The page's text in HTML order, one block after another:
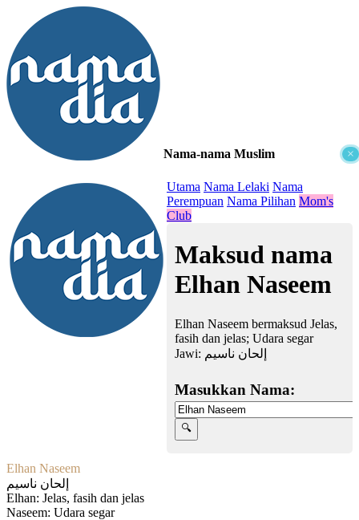
×
Nama-nama Muslim
Utama Nama Lelaki Nama
Perempuan Nama Pilihan Mom's
Club
Maksud nama
Elhan Naseem
Elhan Naseem bermaksud Jelas,
fasih dan jelas; Udara segar
Jawi: إلحان ناسيم
Masukkan Nama:
Elhan Naseem
إلحان ناسيم
Elhan: Jelas, fasih dan jelas
Naseem: Udara segar